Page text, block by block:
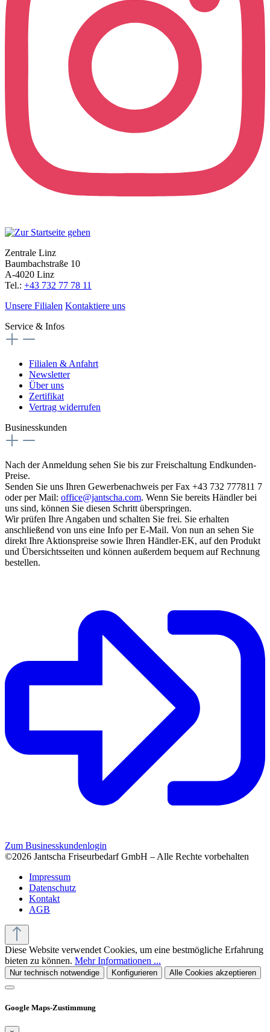
Zentrale Linz
Baumbachstraße 10
A-4020 Linz
Tel.: +43 732 77 78 11
Unsere Filialen Kontaktiere uns
Service & Infos
Filialen & Anfahrt
Newsletter
Über uns
Zertifikat
Vertrag widerrufen
Businesskunden
Nach der Anmeldung sehen Sie bis zur Freischaltung Endkunden-
Preise.
Senden Sie uns Ihren Gewerbenachweis per Fax +43 732 777811 7
oder per Mail: office@jantscha.com. Wenn Sie bereits Händler bei
uns sind, können Sie diesen Schritt überspringen.
Wir prüfen Ihre Angaben und schalten Sie frei. Sie erhalten
anschließend von uns eine Info per E-Mail. Von nun an sehen Sie
direkt Ihre Aktionspreise sowie Ihren Händler-EK, auf den Produkt
und Übersichtsseiten und können außerdem bequem auf Rechnung
bestellen.
Zum Businesskundenlogin
©2026 Jantscha Friseurbedarf GmbH – Alle Rechte vorbehalten
Impressum
Datenschutz
Kontakt
AGB
Diese Website verwendet Cookies, um eine bestmögliche Erfahrung
bieten zu können. Mehr Informationen ...
Nur technisch notwendige Konfigurieren Alle Cookies akzeptieren
Google Maps-Zustimmung